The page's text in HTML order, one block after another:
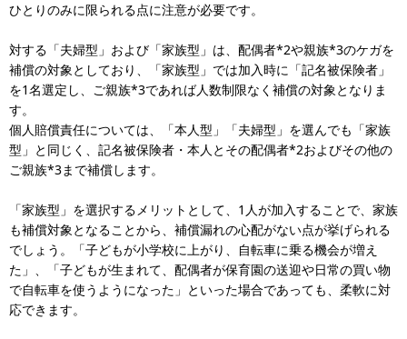
ひとりのみに限られる点に注意が必要です。
対する「夫婦型」および「家族型」は、配偶者*2や親族*3のケガを
補償の対象としており、「家族型」では加入時に「記名被保険者」
を1名選定し、ご親族*3であれば人数制限なく補償の対象となりま
す。
個人賠償責任については、「本人型」「夫婦型」を選んでも「家族
型」と同じく、記名被保険者・本人とその配偶者*2およびその他の
ご親族*3まで補償します。
「家族型」を選択するメリットとして、1人が加入することで、家族
も補償対象となることから、補償漏れの心配がない点が挙げられる
でしょう。「子どもが小学校に上がり、自転車に乗る機会が増え
た」、「子どもが生まれて、配偶者が保育園の送迎や日常の買い物
で自転車を使うようになった」といった場合であっても、柔軟に対
応できます。